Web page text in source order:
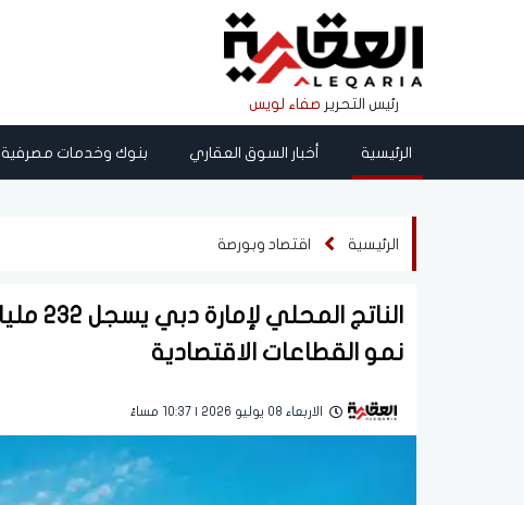
رئيس التحرير صفاء لويس
الرئيسية أخبار السوق العقاري بنوك وخدمات مصرفية
الرئيسية اقتصاد وبورصة
نمو القطاعات الاقتصادية
الاربعاء 08 يوليو 2026 | 10:37 مساءً